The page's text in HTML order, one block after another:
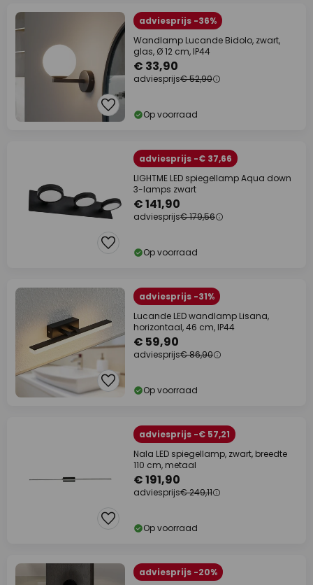
adviesprijs -36%
Wandlamp Lucande Bidolo, zwart,
glas, Ø 12 cm, IP44
€ 33,90
adviesprijs€ 52,90
Op voorraad
adviesprijs -€ 37,66
LIGHTME LED spiegellamp Aqua down
3-lamps zwart
€ 141,90
adviesprijs€ 179,56
Op voorraad
adviesprijs -31%
Lucande LED wandlamp Lisana,
horizontaal, 46 cm, IP44
€ 59,90
adviesprijs€ 86,90
Op voorraad
adviesprijs -€ 57,21
Nala LED spiegellamp, zwart, breedte
110 cm, metaal
€ 191,90
adviesprijs€ 249,11
Op voorraad
adviesprijs -20%